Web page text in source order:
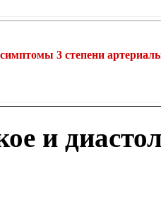
3 степени
и